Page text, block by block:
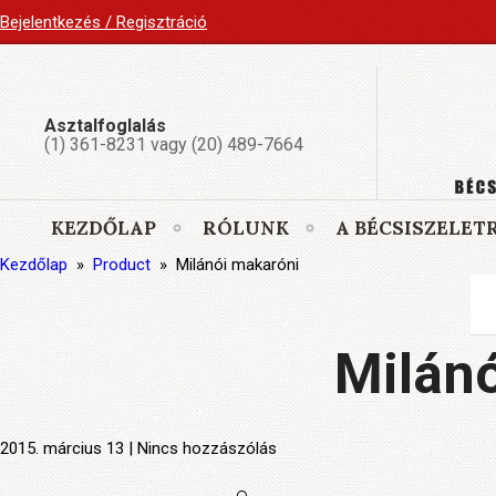
Bejelentkezés / Regisztráció
Asztalfoglalás
(1) 361-8231 vagy (20) 489-7664
KEZDŐLAP RÓLUNK A
Kezdőlap » Product » Milánói makaróni
2015. március 13 | Nincs hozzászólás